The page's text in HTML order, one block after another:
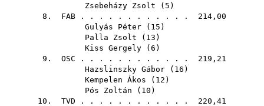
Zsebeházy Zsolt ( 5 )
8. FAB . . . . . . . . . . . . 214,00
Gulyás Péter ( 15 )
Palla Zsolt ( 13 )
Kiss Gergely ( 6 )
9. OSC . . . . . . . . . . . . 219,21
Hazslinszky Gábor ( 16 )
Kempelen Ákos ( 12 )
Pós Zoltán ( 10 )
10. TVD . . . . . . . . . . . . 220,41